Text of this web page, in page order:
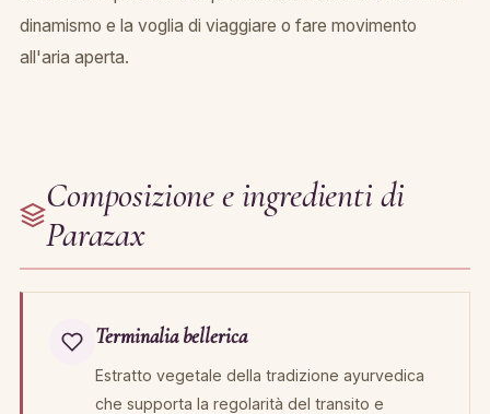
dinamismo e la voglia di viaggiare o fare movimento
all'aria aperta.
Composizione e ingredienti di
Parazax
Terminalia bellerica
Estratto vegetale della tradizione ayurvedica
che supporta la regolarità del transito e